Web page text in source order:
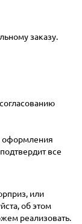
заказу.
оформления
все
или
об этом
реализовать.